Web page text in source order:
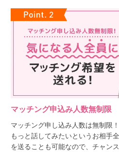
マッチング申込み人数無制限
マッチング申し込み人数は無制限！
もっと話してみたいというお相手
を送ることも可能なので、チャン